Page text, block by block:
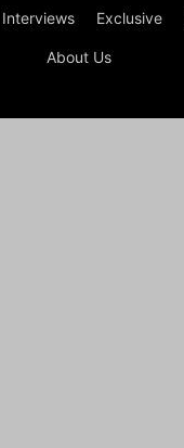
Interviews Exclusive
About Us